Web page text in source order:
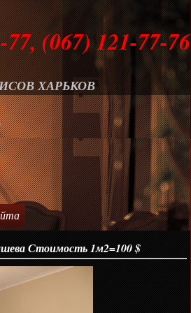
(067) 121-77-76
ХАРЬКОВ
Стоимость 1м2=100 $